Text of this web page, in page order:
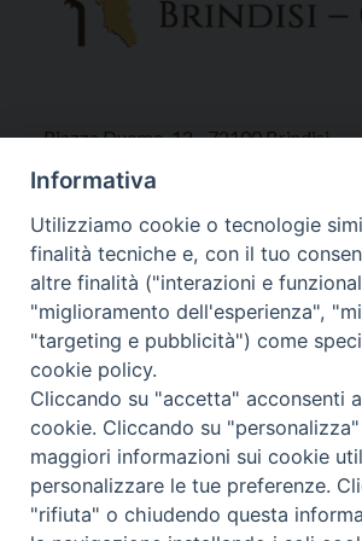
Piazza Duomo, 12 - 72100 Brindisi
Tel 0831.521958
Fax 0831.528315
Orari Curia
Mar. / Mer. / Giov. ore 9 - 13
nei mesi estivi solo Martedì ore 9 - 13
Informativa
Utilizziamo cookie o tecnologie
finalità tecniche e, con il tuo
altre finalità ("interazioni e
"miglioramento dell'esperienza",
"targeting e pubblicità") come
cookie policy.
Cliccando su "accetta" acconsenti
cookie. Cliccando su
maggiori informazioni sui cookie
personalizzare le tue preferenze.
"rifiuta" o chiudendo questa